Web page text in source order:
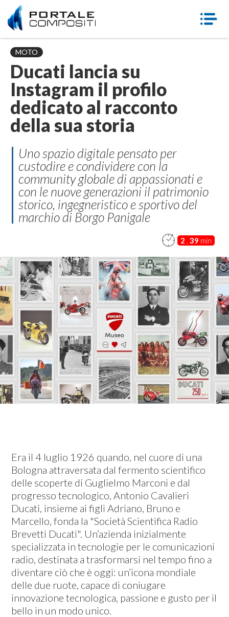
MOTO
Ducati lancia su
Instagram il profilo
dedicato al racconto
della sua storia
Uno spazio digitale pensato per
custodire e condividere con la
community globale di appassionati e
con le nuove generazioni il patrimonio
storico, ingegneristico e sportivo del
marchio di Borgo Panigale
2 , 39 min
Era il 4 luglio 1926 quando, nel cuore di una
Bologna attraversata dal fermento scientifico
delle scoperte di Guglielmo Marconi e dal
progresso tecnologico, Antonio Cavalieri
Ducati, insieme ai figli Adriano, Bruno e
Marcello, fonda la "Società Scientifica Radio
Brevetti Ducati". Un’azienda inizialmente
specializzata in tecnologie per le comunicazioni
radio, destinata a trasformarsi nel tempo fino a
diventare ciò che è oggi: un’icona mondiale
delle due ruote, capace di coniugare
innovazione tecnologica, passione e gusto per il
bello in un modo unico.